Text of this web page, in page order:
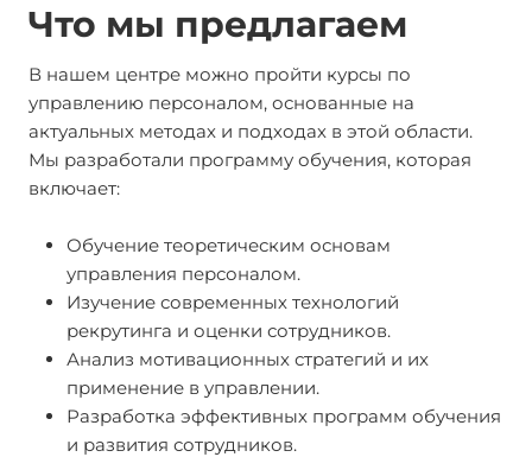
Что мы предлагаем
В нашем центре можно пройти курсы по
управлению персоналом, основанные на
актуальных методах и подходах в этой области.
Мы разработали программу обучения, которая
включает:
Обучение теоретическим основам
управления персоналом.
Изучение современных технологий
рекрутинга и оценки сотрудников.
Анализ мотивационных стратегий и их
применение в управлении.
Разработка эффективных программ обучения
и развития сотрудников.